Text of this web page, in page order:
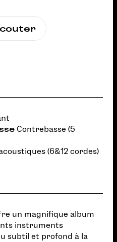
Contrebasse (5
(6&12 cordes)
un magnifique album
instruments
subtil et profond à la